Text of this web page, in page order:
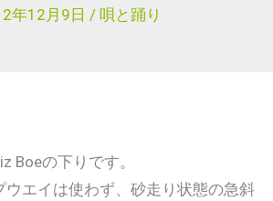
年12月9日 / 唄と踊り
Boeの下りです。
ウエイは使わず、砂走り状態の急斜